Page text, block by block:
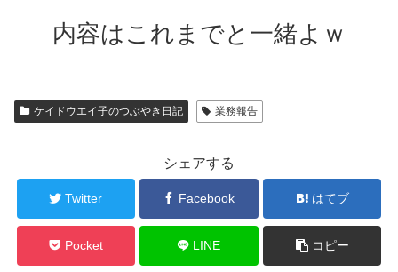
内容はこれまでと一緒よｗ
ケイドウエイ子のつぶやき日記 業務報告
シェアする
Twitter Facebook はてブ
Pocket LINE コピー